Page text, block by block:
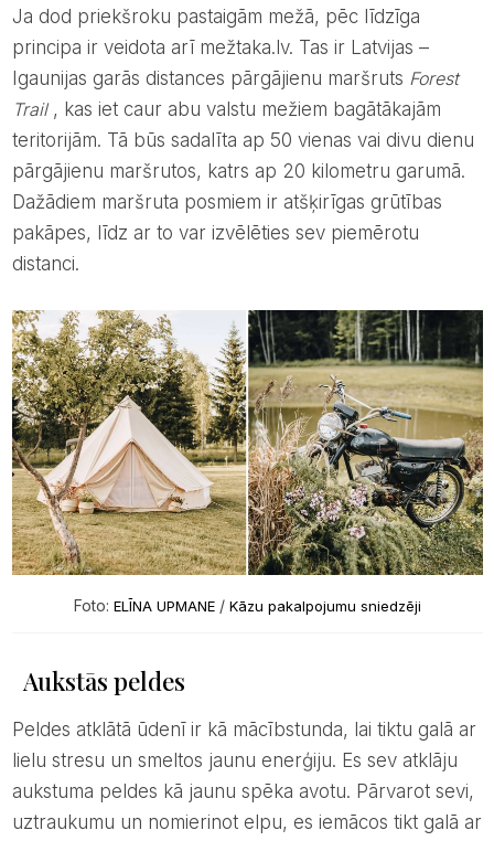
Ja dod priekšroku pastaigām mežā, pēc līdzīga
principa ir veidota arī mežtaka.lv. Tas ir Latvijas –
Igaunijas garās distances pārgājienu maršruts Forest
Trail, kas iet caur abu valstu mežiem bagātākajām
teritorijām. Tā būs sadalīta ap 50 vienas vai divu dienu
pārgājienu maršrutos, katrs ap 20 kilometru garumā.
Dažādiem maršruta posmiem ir atšķirīgas grūtības
pakāpes, līdz ar to var izvēlēties sev piemērotu
distanci.
Foto: ELĪNA UPMANE/ Kāzu pakalpojumu sniedzēji
Aukstās peldes
Peldes atklātā ūdenī ir kā mācībstunda, lai tiktu galā ar
lielu stresu un smeltos jaunu enerģiju. Es sev atklāju
aukstuma peldes kā jaunu spēka avotu. Pārvarot sevi,
uztraukumu un nomierinot elpu, es iemācos tikt galā ar